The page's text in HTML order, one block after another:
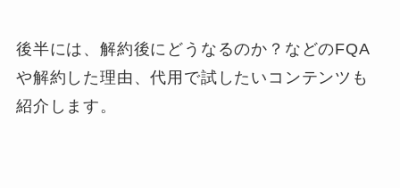
後半には、解約後にどうなるのか？などのFQA
や解約した理由、代用で試したいコンテンツも
紹介します。